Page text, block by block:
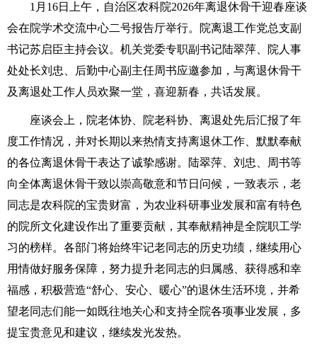
1月16日上午，自治区农科院2026年离退休骨干迎春座谈
会在院学术交流中心二号报告厅举行。院离退工作党总支副
书记苏启臣主持会议。机关党委专职副书记陆翠萍、院人事
处处长刘忠、后勤中心副主任周书应邀参加，与离退休骨干
及离退处工作人员欢聚一堂，喜迎新春，共话发展。
座谈会上，院老体协、院老科协、离退处先后汇报了年
度工作情况，并对长期以来热情支持离退休工作、默默奉献
的各位离退休骨干表达了诚挚感谢。
陆翠萍、刘忠、周书等
向全体离退休骨干致以崇高敬意和节日问候，一致表示，老
同志是农科院的宝贵财富，为农业科研事业发展和富有特色
的院所文化建设作出了重要贡献，其奉献精神是全院职工学
习的榜样。各部门将始终牢记老同志的历史功绩，继续用心
用情做好服务保障，努力提升老同志的归属感、获得感和幸
福感，积极营造“舒心、安心、暖心”的退休生活环境，并希
望老同志们能一如既往地关心和支持全院各项事业发展，多
提宝贵意见和建议，继续发光发热。